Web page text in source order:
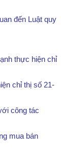
đến Luật quy
thực hiện chỉ
chỉ thị số 21-
công tác
mua bán